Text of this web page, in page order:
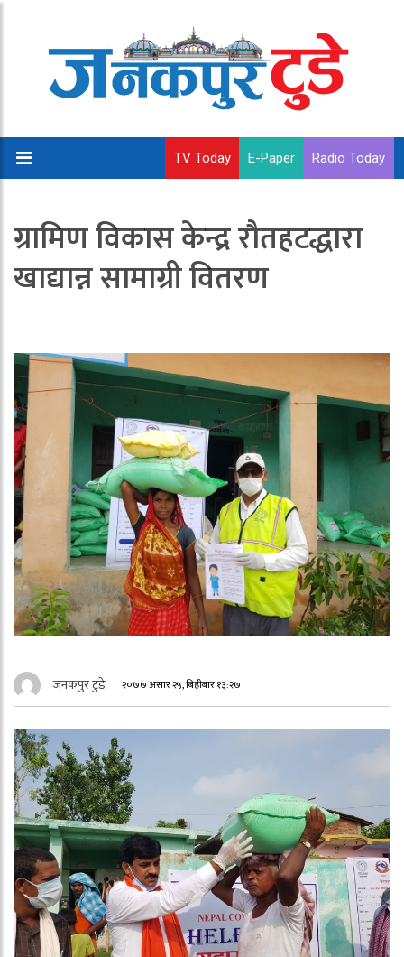
TV Today E-Paper Radio Today
ग्रामिण विकास केन्द्र रौतहटद्धारा
खाद्यान्न सामाग्री वितरण
जनकपुर टुडे २०७७ असार २५, बिहीबार १३:२७